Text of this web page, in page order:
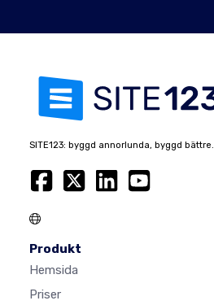
SITE123: byggd annorlunda, byggd bättre.
Produkt
Hemsida
Priser